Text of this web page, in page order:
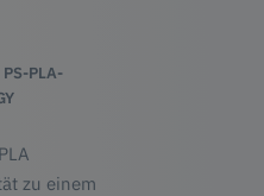
PS-PLA-
zu einem